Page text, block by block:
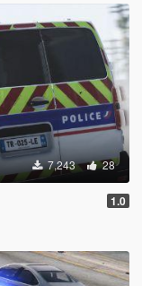
7,243 28
1.0